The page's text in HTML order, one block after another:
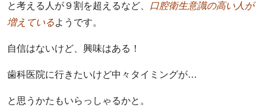
と考える人が９割を超えるなど、
口腔衛生意識の高い人が
増えているようです。
自信はないけど、興味はある！
歯科医院に行きたいけど中々タイミングが…
と思うかたもいらっしゃるかと。